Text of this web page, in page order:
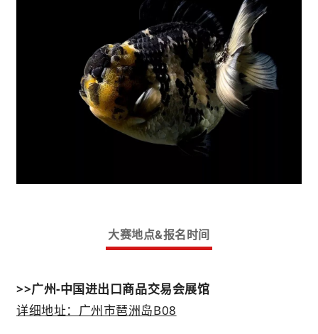
大赛地点&报名时间
>>广州-中国进出口商品交易会展馆
详细地址：广州市琶洲岛B08